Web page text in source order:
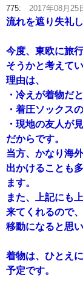
775: 2017年08月25
流れを遮り失礼し
今度、東欧に旅
そうかと考えてい
理由は、
・冷えが着物だ
・着圧ソックス
・現地の友人が
だからです。
当方、かなり海
出かけることも
ます。
また、上記にも
来てくれるので
移動になると思い
着物は、ひとえ
予定です。